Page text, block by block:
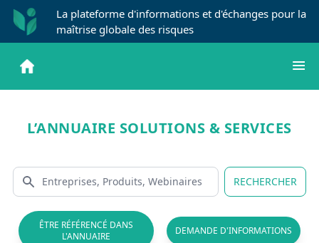
La plateforme d'informations et d'échanges pour la
maîtrise globale des risques
L’ANNUAIRE SOLUTIONS & SERVICES
RECHERCHER
ÊTRE RÉFÉRENCÉ DANS
L'ANNUAIRE
DEMANDE D'INFORMATIONS